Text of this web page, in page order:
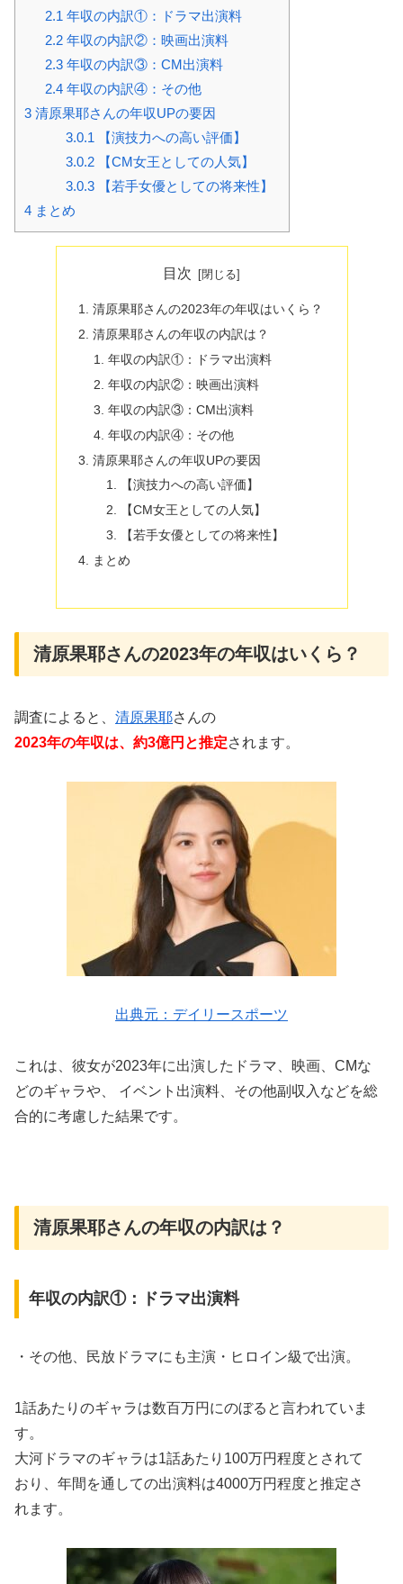
2.1 年収の内訳①：ドラマ出演料
2.2年収の内訳②：映画出演料
2.3年収の内訳③：CM出演料
2.4年収の内訳④：その他
3 清原果耶さんの年収UPの要因
3.0.1 【演技力への高い評価】
3.0.2【CM女王としての人気】
3.0.3【若手女優としての将来性】
4 まとめ
目次
清原果耶さんの2023年の年収はいくら？
清原果耶さんの年収の内訳は？
年収の内訳①：ドラマ出演料
年収の内訳②：映画出演料
年収の内訳③：CM出演料
年収の内訳④：その他
清原果耶さんの年収UPの要因
【演技力への高い評価】
【CM女王としての人気】
【若手女優としての将来性】
まとめ
清原果耶さんの2023年の年収はいくら？
調査によると、 清原果耶さんの
2023年の年収は、約3億円と推定されます。
出典元：デイリースポーツ
これは、彼女が2023年に出演したドラマ、映画、CMな
どのギャラや、 イベント出演料、その他副収入などを総
合的に考慮した結果です。
清原果耶さんの年収の内訳は？
年収の内訳①：ドラマ出演料
・その他、民放ドラマにも主演・ヒロイン級で出演。
1話あたりのギャラは数百万円にのぼると言われていま
す。
大河ドラマのギャラは1話あたり100万円程度とされて
おり、年間を通しての出演料は4000万円程度と推定さ
れます。